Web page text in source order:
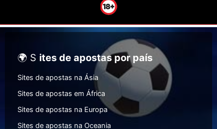
🌍 S ites de apostas por país
Sites de apostas na Ásia
Sites de apostas em África
Sites de apostas na Europa
Sites de apostas na Oceania